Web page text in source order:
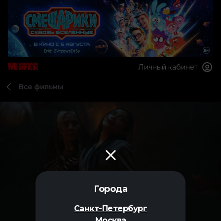
Города
Санкт-Петербург
Личный кабинет
Все фильмы